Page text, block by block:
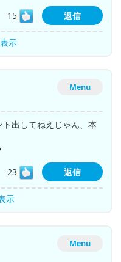
15
返信
示
Menu
ト出してねえじゃん、本
23
返信
示
Menu